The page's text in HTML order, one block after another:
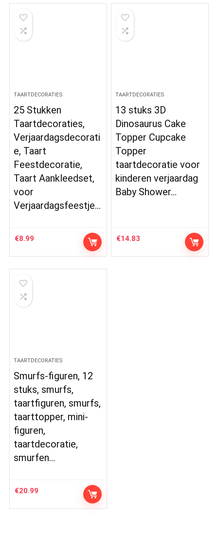
TAARTDECORATIES
25 Stukken
Taartdecoraties,
Verjaardagsdecorati
e, Taart
Feestdecoratie,
Taart Aankleedset,
voor
Verjaardagsfeestje…
€8.99
TAARTDECORATIES
13 stuks 3D
Dinosaurus Cake
Topper Cupcake
Topper
taartdecoratie voor
kinderen verjaardag
Baby Shower…
€14.83
TAARTDECORATIES
Smurfs-figuren, 12
stuks, smurfs,
taartfiguren, smurfs,
taarttopper, mini-
figuren,
taartdecoratie,
smurfen…
€20.99